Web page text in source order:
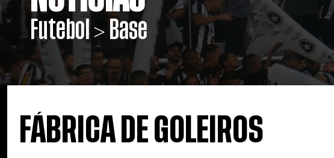
Futebol > Base
FÁBRICA DE GOLEIROS